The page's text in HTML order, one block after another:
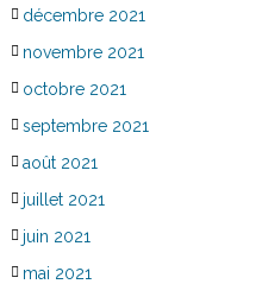
décembre 2021
novembre 2021
octobre 2021
septembre 2021
août 2021
juillet 2021
juin 2021
mai 2021